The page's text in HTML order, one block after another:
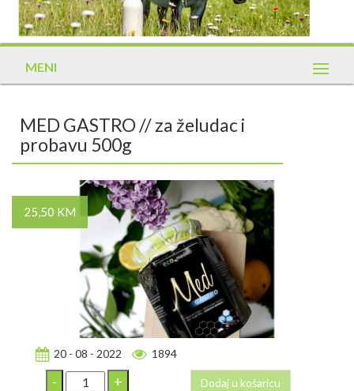
MENI
MED GASTRO // za želudac i
probavu 500g
25,50 KM
20 - 08 - 2022 1894
Dodaj u košaricu